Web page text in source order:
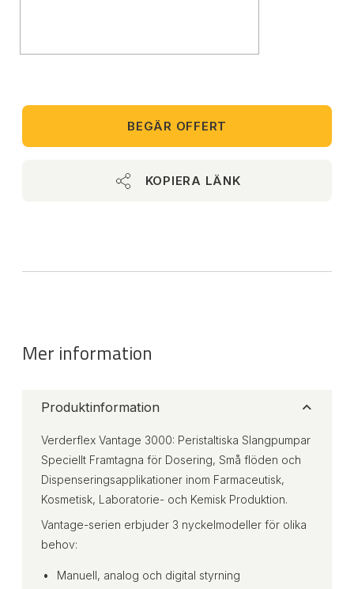
BEGÄR OFFERT
KOPIERA LÄNK
Mer information
Produktinformation
Verderflex Vantage 3000: Peristaltiska Slangpumpar
Speciellt Framtagna för Dosering, Små flöden och
Dispenseringsapplikationer inom Farmaceutisk,
Kosmetisk, Laboratorie- och Kemisk Produktion.
Vantage-serien erbjuder 3 nyckelmodeller för olika
behov:
Manuell, analog och digital styrning